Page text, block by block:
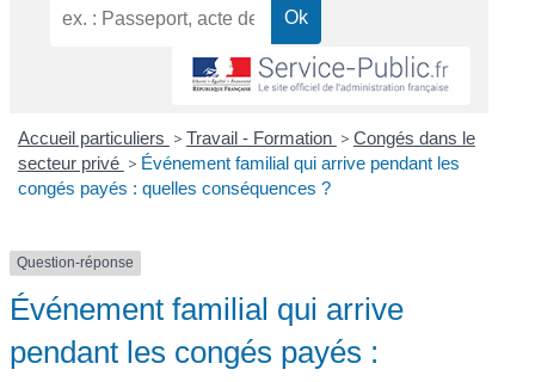
Accueil particuliers > Travail - Formation > Congés dans le
secteur privé > Événement familial qui arrive pendant les
congés payés : quelles conséquences ?
Question-réponse
Événement familial qui arrive
pendant les congés payés :